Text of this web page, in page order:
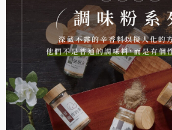
花
椒
鹽/
咖
哩)
數
量